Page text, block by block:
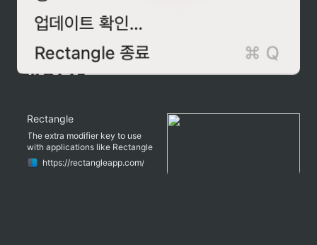
Rectangle
The extra modifier key to use
with applications like Rectangle
https://rectangleapp.com/